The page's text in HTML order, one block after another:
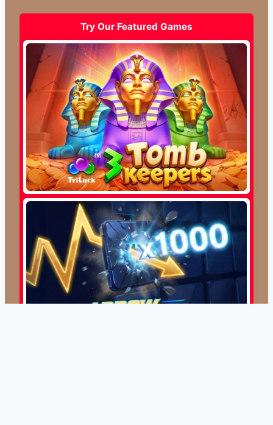
Try Our Featured Games